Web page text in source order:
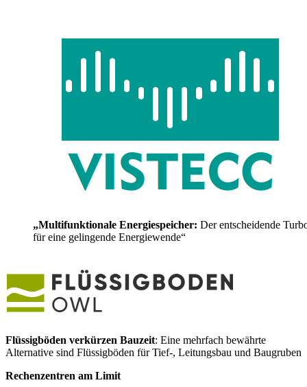
„Multifunktionale Energiespeicher: Der entscheidende
für eine gelingende Energiewende“
Flüssigböden verkürzen Bauzeit: Eine mehrfach bewährte
Alternative sind Flüssigböden für Tief-, Leitungsbau und Baugruben
Rechenzentren am Limit